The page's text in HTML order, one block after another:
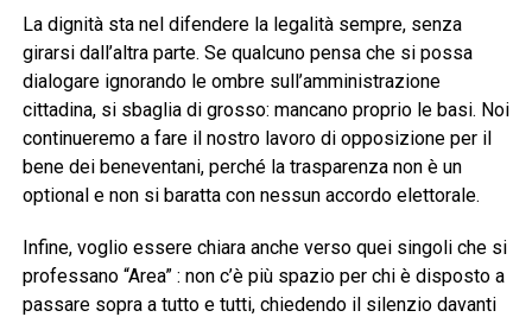
La dignità sta nel difendere la legalità sempre, senza
girarsi dall’altra parte. Se qualcuno pensa che si possa
dialogare ignorando le ombre sull’amministrazione
cittadina, si sbaglia di grosso: mancano proprio le basi. Noi
continueremo a fare il nostro lavoro di opposizione per il
bene dei beneventani, perché la trasparenza non è un
optional e non si baratta con nessun accordo elettorale.
Infine, voglio essere chiara anche verso quei singoli che si
professano “Area” : non c’è più spazio per chi è disposto a
passare sopra a tutto e tutti, chiedendo il silenzio davanti